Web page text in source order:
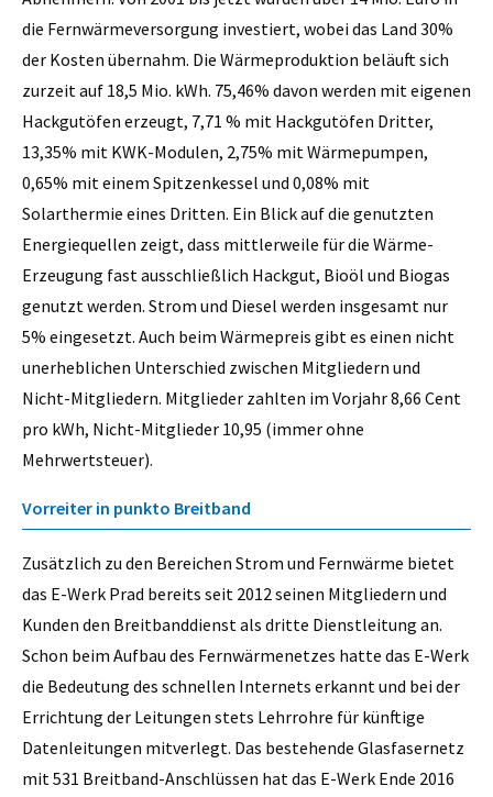
die Fernwärmeversorgung investiert, wobei das Land 30%
der Kosten übernahm. Die Wärmeproduktion beläuft sich
zurzeit auf 18,5 Mio. kWh. 75,46% davon werden mit eigenen
Hackgutöfen erzeugt, 7,71 % mit Hackgutöfen Dritter,
13,35% mit KWK-Modulen, 2,75% mit Wärmepumpen,
0,65% mit einem Spitzenkessel und 0,08% mit
Solarthermie eines Dritten. Ein Blick auf die genutzten
Energiequellen zeigt, dass mittlerweile für die Wärme-
Erzeugung fast ausschließlich Hackgut, Bioöl und Biogas
genutzt werden. Strom und Diesel werden insgesamt nur
5% eingesetzt. Auch beim Wärmepreis gibt es einen nicht
unerheblichen Unterschied zwischen Mitgliedern und
Nicht-Mitgliedern. Mitglieder zahlten im Vorjahr 8,66 Cent
pro kWh, Nicht-Mitglieder 10,95 (immer ohne
Mehrwertsteuer).
Vorreiter in punkto Breitband
Zusätzlich zu den Bereichen Strom und Fernwärme bietet
das E-Werk Prad bereits seit 2012 seinen Mitgliedern und
Kunden den Breitbanddienst als dritte Dienstleitung an.
Schon beim Aufbau des Fernwärmenetzes hatte das E-Werk
die Bedeutung des schnellen Internets erkannt und bei der
Errichtung der Leitungen stets Lehrrohre für künftige
Datenleitungen mitverlegt. Das bestehende Glasfasernetz
mit 531 Breitband-Anschlüssen hat das E-Werk Ende 2016